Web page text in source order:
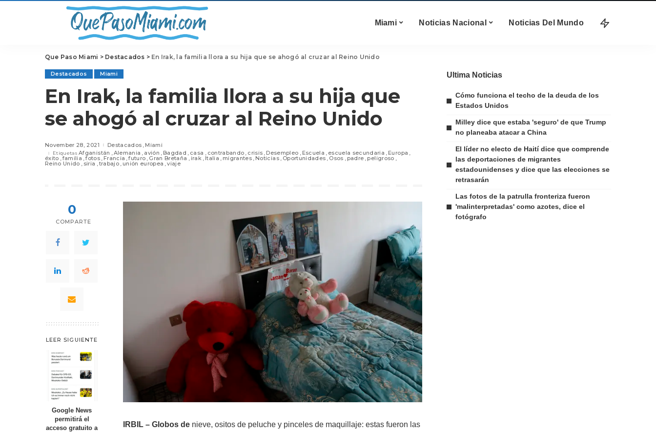
Miami Noticias Nacional Noticias Del Mundo
Que Paso Miami > Destacados > En Irak, la familia llora a su hija que se ahogó al cruzar al Reino Unido
Destacados Miami
En Irak, la familia llora a su hija que
se ahogó al cruzar al Reino Unido
November 28, 2021 Destacados Miami
Etiquetas Afganistán Alemania avión Bagdad casa contrabando crisis Desempleo Escuela escuela secundaria Europa
éxito familia fotos Francia futuro Gran Bretaña irak Italia migrantes Noticias Oportunidades Osos padre peligroso
Reino Unido siria trabajo unión europea viaje
0
COMPARTE
LEER SIGUIENTE
Google News
permitirá el
acceso gratuito a
IRBIL – Globos de nieve, ositos de peluche y pinceles de maquillaje: estas fueron las
Ultima Noticias
Cómo funciona el techo de la deuda de los
Estados Unidos
Milley dice que estaba 'seguro' de que Trump
no planeaba atacar a China
El líder no electo de Haití dice que comprende
las deportaciones de migrantes
estadounidenses y dice que las elecciones se
retrasarán
Las fotos de la patrulla fronteriza fueron
'malinterpretadas' como azotes, dice el
fotógrafo